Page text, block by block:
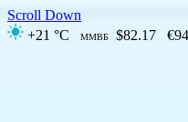
Scroll Down
+21 °C
ММВБ $82.17